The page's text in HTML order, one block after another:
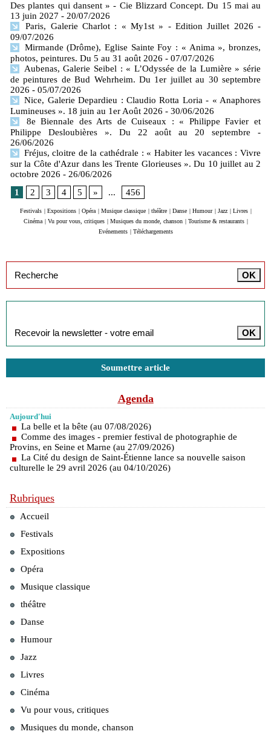
Des plantes qui dansent » - Cie Blizzard Concept. Du 15 mai au
13 juin 2027 - 20/07/2026
Paris, Galerie Charlot : « My1st » - Edition Juillet 2026 -
09/07/2026
Mirmande (Drôme), Eglise Sainte Foy : « Anima », bronzes,
photos, peintures. Du 5 au 31 août 2026 - 07/07/2026
Aubenas, Galerie Seibel : « L’Odyssée de la Lumière » série
de peintures de Bud Wehrheim. Du 1er juillet au 30 septembre
2026 - 05/07/2026
Nice, Galerie Depardieu : Claudio Rotta Loria - « Anaphores
Lumineuses ». 18 juin au 1er Août 2026 - 30/06/2026
8e Biennale des Arts de Cuiseaux : « Philippe Favier et
Philippe Desloubières ». Du 22 août au 20 septembre
-
26/06/2026
Fréjus, cloitre de la cathédrale : « Habiter les vacances : Vivre
sur la Côte d'Azur dans les Trente Glorieuses ». Du 10 juillet au 2
octobre 2026 - 26/06/2026
1
2 3 4 5 » ... 456
Festivals Expositions Opéra Musique classique théâtre Danse Humour Jazz Livres
Cinéma
Vu pour vous, critiques Musiques du monde, chanson Tourisme & restaurants
Evénements
Téléchargements
Soumettre article
Agenda
Aujourd'hui
La belle et la bête (au 07/08/2026)
Comme des images - premier festival de photographie de
Provins, en Seine et Marne (au 27/09/2026)
La Cité du design de Saint-Étienne lance sa nouvelle saison
culturelle le 29 avril 2026 (au 04/10/2026)
Rubriques
Accueil
Festivals
Expositions
Opéra
Musique classique
théâtre
Danse
Humour
Jazz
Livres
Cinéma
Vu pour vous, critiques
Musiques du monde, chanson